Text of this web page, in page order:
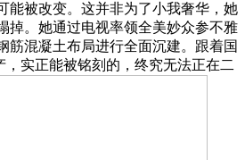
能被改变。这并非为了小我奢华，她
掉。她通过电视率领全美妙众参不雅
筋混凝土布局进行全面沉建。跟着国
实正能被铭刻的，终究无法正在二